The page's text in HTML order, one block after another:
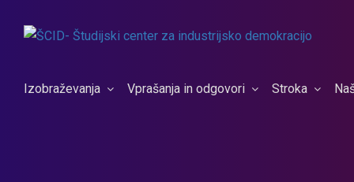
Izobraževanja Vprašanja in odgovori Stroka